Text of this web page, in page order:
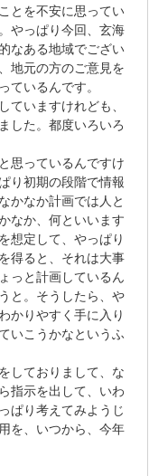
とを不安に思ってい
やっぱり今回、玄海
なある地域でござい
地元の方のご意見を
ているんです。
いますけれども、
した。都度いろいろ
思っているんですけ
り初期の段階で情報
かなか計画では人と
なか、何といいます
想定して、やっぱり
得ると、それは大事
っと計画しているん
と。そうしたら、や
かりやすく手に入り
いこうかなというふ
しておりまして、な
指示を出して、いわ
ぱり考えてみようじ
を、いつから、今年